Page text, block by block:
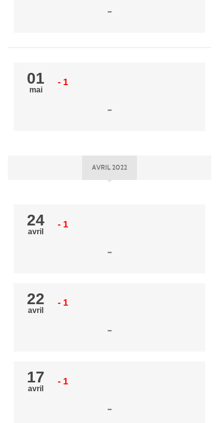
-
01
mai
- 1
-
AVRIL 2022
24
avril
- 1
-
22
avril
- 1
-
17
avril
- 1
-